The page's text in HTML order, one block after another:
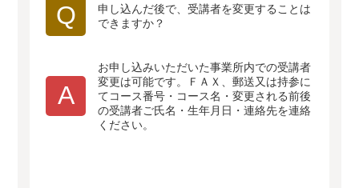
Q
申し込んだ後で、受講者を変更することは
できますか？
A
お申し込みいただいた事業所内での受講者
変更は可能です。ＦＡＸ、郵送又は持参に
てコース番号・コース名・変更される前後
の受講者ご氏名・生年月日・連絡先を連絡
ください。